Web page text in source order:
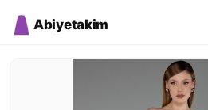
Abiyetakim